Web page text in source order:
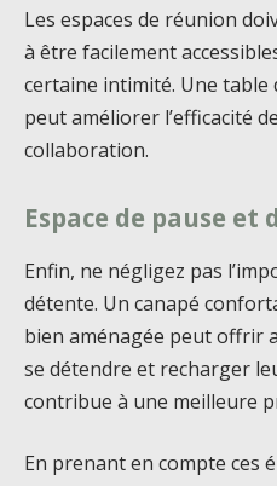
Les espaces de réunion
à être facilement
certaine intimité. Une table
peut améliorer l’efficacité
collaboration.
Espace de pause et
Enfin, ne négligez pas
détente. Un canapé
bien aménagée peut offrir
se détendre et recharger
contribue à une meilleure
En prenant en compte ces